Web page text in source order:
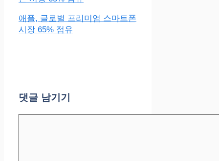
애플, 글로벌 프리미엄 스마트폰
시장 65% 점유
댓글 남기기